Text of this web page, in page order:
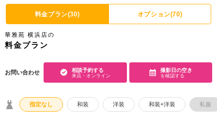
オプション ブログ
アクセス/TEL スタジオトップ
こだわりポイント
料金プラン(30) オプション(70)
華雅苑 横浜店の
料金プラン
お問い合わせ 相談予約する
来店・オンライン
撮影日の空き
を確認する
指定なし 和装 洋装 和装+洋装 私服